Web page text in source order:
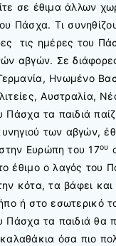
σε έθιμα άλλων
Πάσχα. Τι
τις ημέρες του
αβγών. Σε
Ηνωμένο
Αυστραλία,
Πάσχα τα παιδιά
των αβγών,
στην Ευρώπη του 17ου
έθιμο ο λαγός του
κότα, τα βάφει και
ή στο εσωτερικό
Πάσχα τα παιδιά θα
όσα πιο